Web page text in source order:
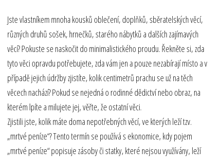
Jste vlastníkem mnoha kousků oblečení, doplňků, sběratelských věcí,
různých druhů sošek, hrnečků, starého nábytků a dalších zajímavých
věcí? Pokuste se naskočit do minimalistického proudu. Řekněte si, zda
tyto věci opravdu potřebujete, zda vám jen a pouze nezabírají místo a v
případě jejich údržby zjistíte, kolik centimetrů prachu se už na těch
věcech nachází? Pokud se nejedná o rodinné dědictví nebo obraz, na
kterém lpíte a milujete jej, věřte, že ostatní věci.
Zjistili jste, kolik máte doma nepotřebných věcí, ve kterých leží tzv.
„mrtvé peníze“? Tento termín se používá s ekonomice, kdy pojem
„mrtvé peníze“ popisuje zásoby či statky, které nejsou využívány, leží